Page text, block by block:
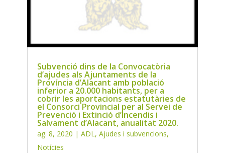
Subvenció dins de la Convocatòria
d’ajudes als Ajuntaments de la
Província d’Alacant amb població
inferior a 20.000 habitants, per a
cobrir les aportacions estatutàries de
el Consorci Provincial per al Servei de
Prevenció i Extinció d’Incendis i
Salvament d’Alacant, anualitat 2020.
ag. 8, 2020 | ADL, Ajudes i subvencions,
Notícies